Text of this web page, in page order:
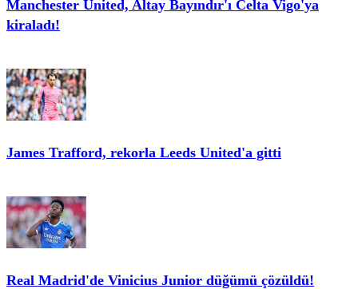
Manchester United, Altay Bayındır'ı Celta Vigo'ya
kiraladı!
James Trafford, rekorla Leeds United'a gitti
Real Madrid'de Vinicius Junior düğümü çözüldü!